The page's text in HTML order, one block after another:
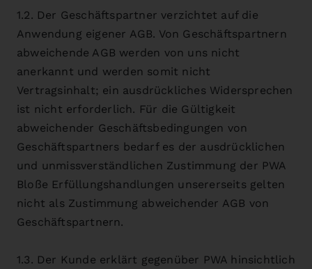
1.2. Der Geschäftspartner verzichtet auf die
Anwendung eigener AGB. Von Geschäftspartnern
abweichende AGB werden von uns nicht
anerkannt und werden somit nicht
Vertragsinhalt; ein ausdrückliches Widersprechen
ist nicht erforderlich. Für die Gültigkeit
abweichender Geschäftsbedingungen von
Geschäftspartners bedarf es der ausdrücklichen
und unmissverständlichen Zustimmung der PWA
Bloße Erfüllungshandlungen unsererseits gelten
nicht als Zustimmung abweichender AGB von
Geschäftspartnern.
1.3. Der Kunde erklärt gegenüber PWA hinsichtlich